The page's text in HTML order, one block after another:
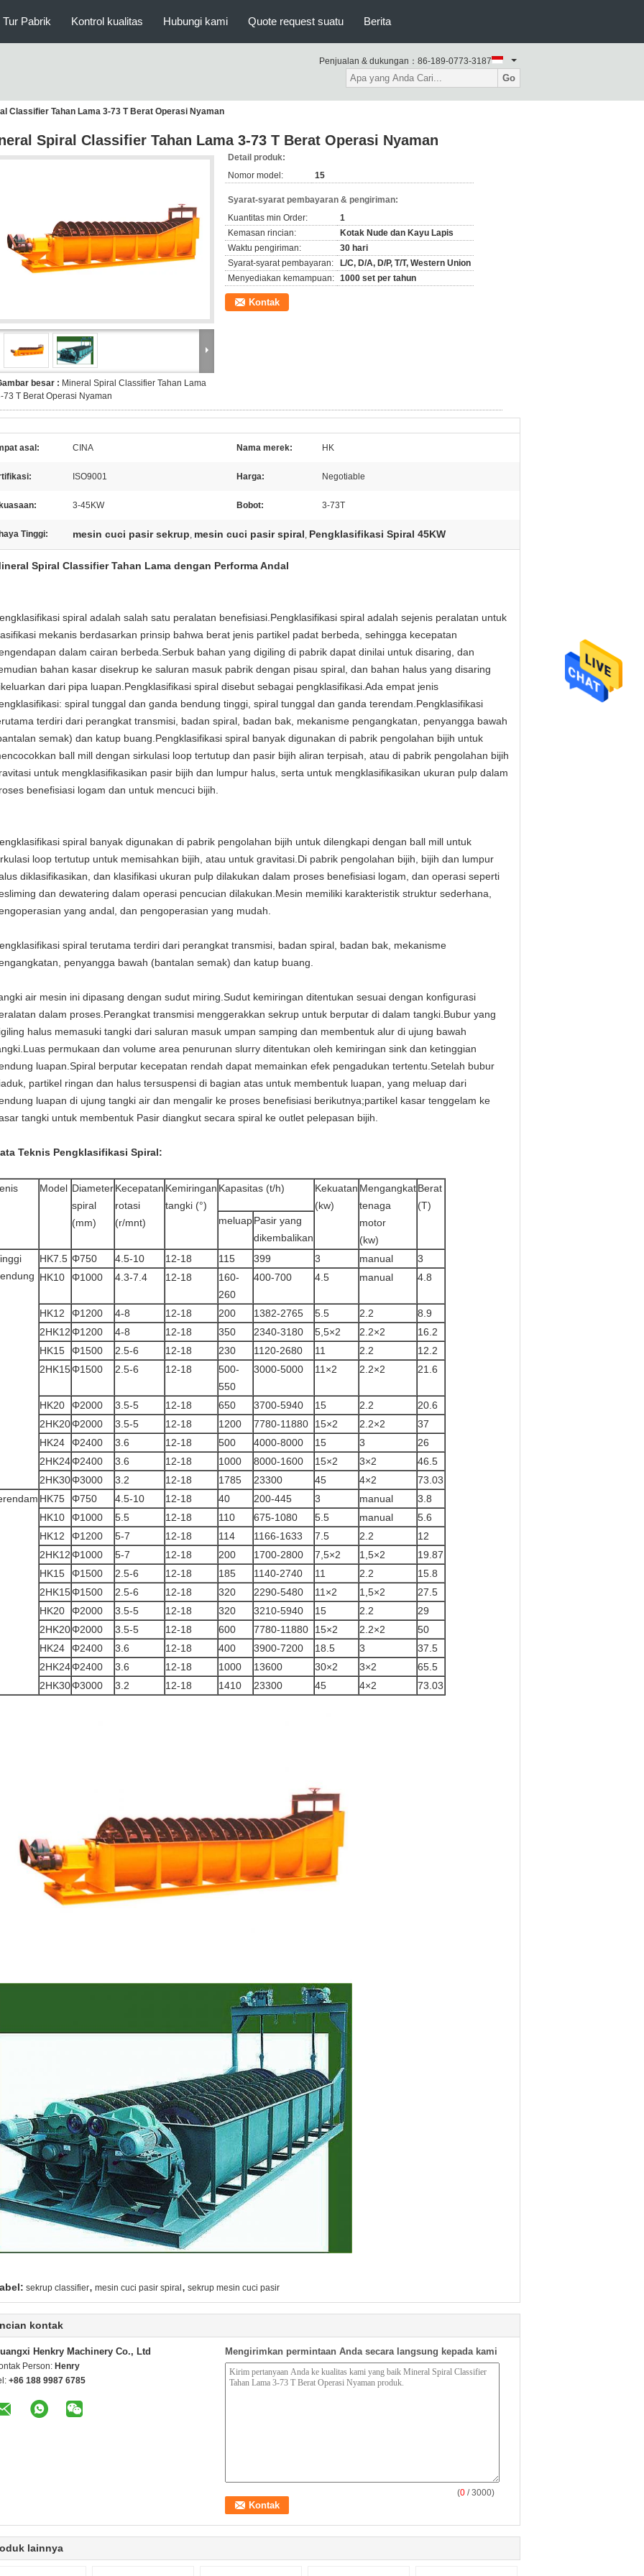
Tur Pabrik Kontrol kualitas Hubungi kami Quote request suatu Berita
Penjualan & dukungan： 86-189-0773-3187
Go
Classifier Tahan Lama 3-73 T Berat Operasi Nyaman
Spiral Classifier Tahan Lama 3-73 T Berat Operasi Nyaman
besar : Mineral Spiral Classifier Tahan Lama
73 T Berat Operasi Nyaman
Detail produk:
Nomor model:
15
Syarat-syarat pembayaran & pengiriman:
Kuantitas min Order:
1
Kemasan rincian:
Kotak Nude dan Kayu Lapis
Waktu pengiriman:
30 hari
Syarat-syarat pembayaran:
L/C, D/A, D/P, T/T, Western Union
Menyediakan kemampuan: 1000 set per tahun
Kontak
asal: CINA Nama merek: HK
ISO9001 Harga: Negotiable
3-45KW Bobot: 3-73T
Tinggi: mesin cuci pasir sekrup, mesin cuci pasir spiral, Pengklasifikasi Spiral 45KW
Spiral Classifier Tahan Lama dengan Performa Andal
spiral adalah salah satu peralatan benefisiasi.Pengklasifikasi spiral adalah sejenis peralatan untuk
mekanis berdasarkan prinsip bahwa berat jenis partikel padat berbeda, sehingga kecepatan
dalam cairan berbeda.Serbuk bahan yang digiling di pabrik dapat dinilai untuk disaring, dan
bahan kasar disekrup ke saluran masuk pabrik dengan pisau spiral, dan bahan halus yang disaring
dari pipa luapan.Pengklasifikasi spiral disebut sebagai pengklasifikasi.Ada empat jenis
spiral tunggal dan ganda bendung tinggi, spiral tunggal dan ganda terendam.Pengklasifikasi
terdiri dari perangkat transmisi, badan spiral, badan bak, mekanisme pengangkatan, penyangga bawah
semak) dan katup buang.Pengklasifikasi spiral banyak digunakan di pabrik pengolahan bijih untuk
ball mill dengan sirkulasi loop tertutup dan pasir bijih aliran terpisah, atau di pabrik pengolahan bijih
untuk mengklasifikasikan pasir bijih dan lumpur halus, serta untuk mengklasifikasikan ukuran pulp dalam
benefisiasi logam dan untuk mencuci bijih.
spiral banyak digunakan di pabrik pengolahan bijih untuk dilengkapi dengan ball mill untuk
loop tertutup untuk memisahkan bijih, atau untuk gravitasi.Di pabrik pengolahan bijih, bijih dan lumpur
diklasifikasikan, dan klasifikasi ukuran pulp dilakukan dalam proses benefisiasi logam, dan operasi seperti
dan dewatering dalam operasi pencucian dilakukan.Mesin memiliki karakteristik struktur sederhana,
yang andal, dan pengoperasian yang mudah.
spiral terutama terdiri dari perangkat transmisi, badan spiral, badan bak, mekanisme
penyangga bawah (bantalan semak) dan katup buang.
air mesin ini dipasang dengan sudut miring.Sudut kemiringan ditentukan sesuai dengan konfigurasi
dalam proses.Perangkat transmisi menggerakkan sekrup untuk berputar di dalam tangki.Bubur yang
halus memasuki tangki dari saluran masuk umpan samping dan membentuk alur di ujung bawah
permukaan dan volume area penurunan slurry ditentukan oleh kemiringan sink dan ketinggian
luapan.Spiral berputar kecepatan rendah dapat memainkan efek pengadukan tertentu.Setelah bubur
partikel ringan dan halus tersuspensi di bagian atas untuk membentuk luapan, yang meluap dari
luapan di ujung tangki air dan mengalir ke proses benefisiasi berikutnya;partikel kasar tenggelam ke
tangki untuk membentuk Pasir diangkut secara spiral ke outlet pelepasan bijih.
Teknis Pengklasifikasi Spiral:
Model Diameter
spiral
(mm)
Kecepatan
rotasi
(r/mnt)
Kemiringan
tangki (°)
Kapasitas (t/h)
Kekuatan
(kw)
Mengangkat
tenaga
motor
(kw)
Berat
(T)
meluapPasir yang
dikembalikan
HK7.5 Φ750 4.5-10 12-18 115 399 3 manual
3
HK10
Φ1000 4.3-7.4 12-18
160-
260
400-700 4.5 manual 4.8
HK12 Φ1200 4-8 12-18 200 1382-2765 5.5 2.2
8.9
2HK12Φ1200 4-8 12-18 350 2340-3180 5,5×2 2.2×2
16.2
HK15
Φ1500 2.5-6 12-18 230 1120-2680 11 2.2
12.2
2HK15Φ1500 2.5-6 12-18
500-
550
3000-5000 11×2 2.2×2 21.6
HK20 Φ2000 3.5-5 12-18 650 3700-5940 15 2.2
20.6
2HK20Φ2000 3.5-5 12-18 1200 7780-11880 15×2 2.2×2
37
HK24
Φ2400 3.6 12-18 500 4000-8000 15 3
26
2HK24Φ2400 3.6 12-18 1000 8000-1600 15×2 3×2
46.5
2HK30Φ3000 3.2 12-18 1785 23300 45 4×2
73.03
HK75 Φ750 4.5-10 12-18 40 200-445 3 manual
3.8
HK10
Φ1000 5.5 12-18 110 675-1080 5.5 manual
5.6
HK12
Φ1200 5-7 12-18 114 1166-1633 7.5 2.2
12
2HK12Φ1000 5-7 12-18 200 1700-2800 7,5×2 1,5×2
19.87
HK15
Φ1500 2.5-6 12-18 185 1140-2740 11 2.2
15.8
2HK15Φ1500 2.5-6 12-18 320 2290-5480 11×2 1,5×2
27.5
HK20
Φ2000 3.5-5 12-18 320 3210-5940 15 2.2
29
2HK20Φ2000 3.5-5 12-18 600 7780-11880 15×2 2.2×2
50
HK24
Φ2400 3.6 12-18 400 3900-7200 18.5 3
37.5
2HK24Φ2400 3.6 12-18 1000 13600 30×2 3×2
65.5
2HK30Φ3000 3.2 12-18 1410 23300 45 4×2 73.03
sekrup classifier, mesin cuci pasir spiral , sekrup mesin cuci pasir
kontak
Henkry Machinery Co., Ltd
Person: Henry
+86 188 9987 6785
Mengirimkan permintaan Anda secara langsung kepada kami
(0 / 3000)
lainnya